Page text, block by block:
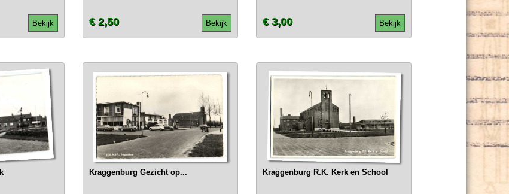
Bekijk Bekijk
€ 2,50 Bekijk
€ 3,00
Kraggenburg Gezicht op... Kraggenburg R.K. Kerk en School